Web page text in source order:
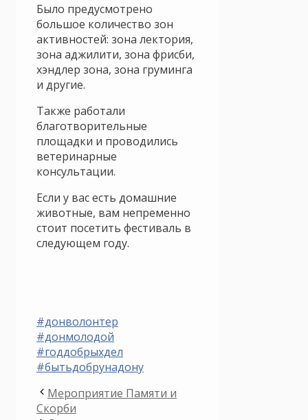
Было предусмотрено
большое количество зон
активностей: зона лектория,
зона аджилити, зона фрисби,
хэндлер зона, зона груминга
и другие.
Также работали
благотворительные
площадки и проводились
ветеринарные
консультации.
Если у вас есть домашние
животные, вам непременно
стоит посетить фестиваль в
следующем году.
#донволонтер
#донмолодой
#годдобрыхдел
#бытьдобрунадону
Мероприятие Памяти и
Скорби